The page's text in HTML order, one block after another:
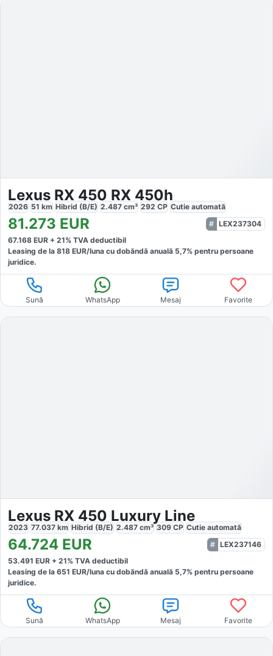
Lexus RX 450 RX 450h
2026 51 km Hibrid (B/E) 2.487 cm³ 292 CP Cutie automată
81.273 EUR
LEX237304
67.168 EUR + 21% TVA deductibil
Leasing de la 818 EUR/luna cu dobăndă anuală 5,7% pentru persoane
juridice.
Sună WhatsApp Mesaj Favorite
Lexus RX 450 Luxury Line
2023 77.037 km Hibrid (B/E) 2.487 cm³ 309 CP Cutie automată
64.724 EUR
LEX237146
53.491 EUR + 21% TVA deductibil
Leasing de la 651 EUR/luna cu dobăndă anuală 5,7% pentru persoane
juridice.
Sună WhatsApp Mesaj Favorite